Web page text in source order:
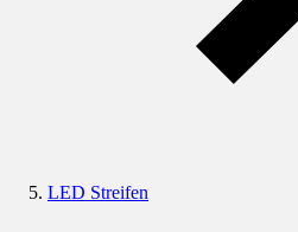
LED Streifen